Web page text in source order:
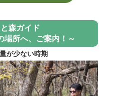
森ガイド
場所へ、ご案内！～
が少ない時期